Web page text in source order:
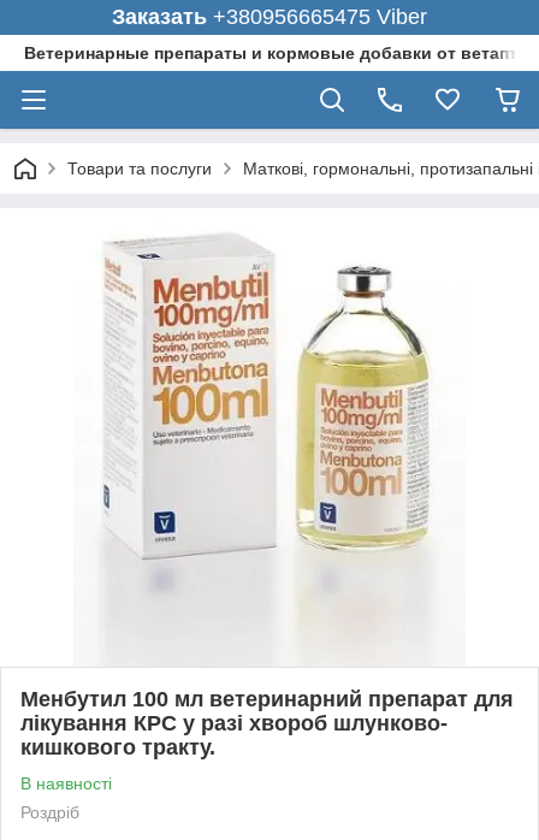
Заказать +380956665475 Viber
Ветеринарные препараты и кормовые добавки от
Товари та послуги Маткові, гормональні,
Менбутил 100 мл ветеринарний препарат для
лікування КРС у разі хвороб шлунково-
кишкового тракту.
В наявності
Роздріб